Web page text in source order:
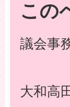
この
議会事
大和高